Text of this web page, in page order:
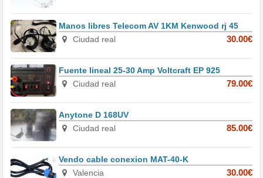
Manos libres Telecom AV 1KM Kenwood rj 45
Ciudad real
30.00€
Fuente lineal 25-30 Amp Voltcraft EP 925
Ciudad real
79.00€
Anytone D 168UV
Ciudad real
85.00€
Vendo cable conexion MAT-40-K
Valencia
30.00€